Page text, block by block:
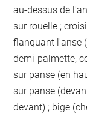
au-dessus de
sur rouelle ;
flanquant l'anse
demi-palmette,
sur panse (en
sur panse
devant) ; bige